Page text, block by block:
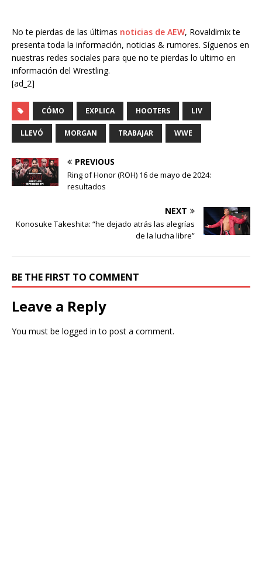
No te pierdas de las últimas noticias de AEW, Rovaldimix te
presenta toda la información, noticias & rumores. Síguenos en
nuestras redes sociales para que no te pierdas lo ultimo en
información del Wrestling.
[ad_2]
CÓMO EXPLICA HOOTERS LIV
LLEVÓ MORGAN TRABAJAR WWE
PREVIOUS
Ring of Honor (ROH) 16 de mayo de 2024:
resultados
NEXT
Konosuke Takeshita: “he dejado atrás las alegrías
de la lucha libre”
BE THE FIRST TO COMMENT
Leave a Reply
You must be logged in to post a comment.